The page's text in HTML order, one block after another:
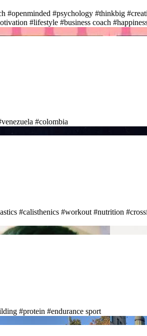
#openminded #psychology #thinkbig
#lifestyle #business coach
#colombia
#calisthenics #workout #nutrition
#protein #endurance sport